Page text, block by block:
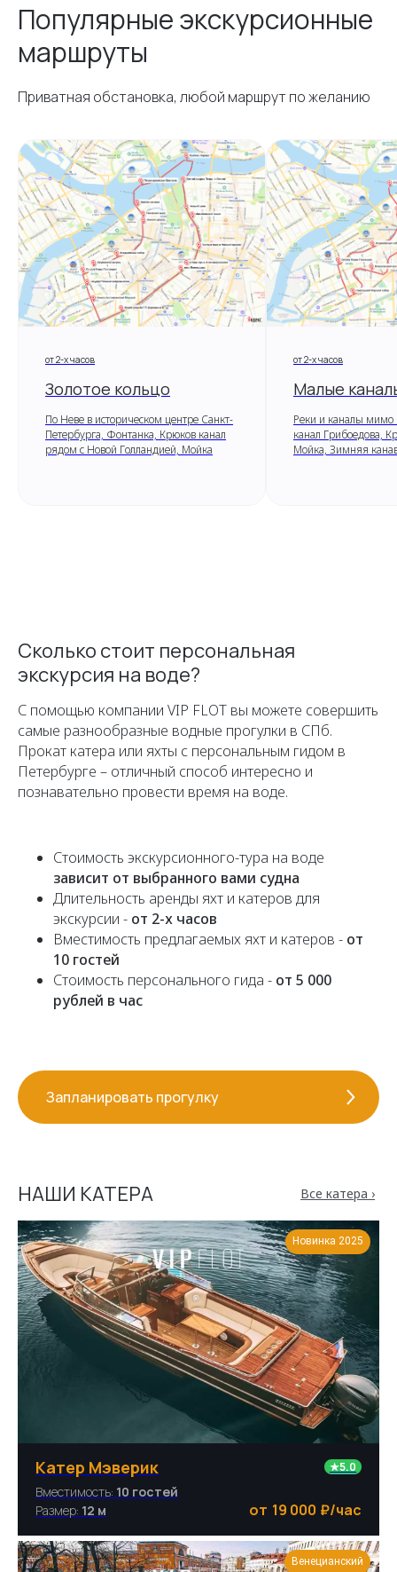
Популярные экскурсионные
маршруты
Приватная обстановка, любой маршрут по желанию
от 2-х часов
Золотое кольцо
По Неве в историческом центре Санкт-
Петербурга, Фонтанка, Крюков канал
рядом с Новой Голландией, Мойка
от 2-х часов
Малые
Реки и каналы мимо
канал Грибоедова,
Мойка, Зимняя
Сколько стоит персональная
экскурсия на воде?
С помощью компании VIP FLOT вы можете совершить
самые разнообразные водные прогулки в СПб.
Прокат катера или яхты с персональным гидом в
Петербурге – отличный способ интересно и
познавательно провести время на воде.
Стоимость экскурсионного-тура на воде
зависит от выбранного вами судна
Длительность аренды яхт и катеров для
экскурсии - от 2-х часов
Вместимость предлагаемых яхт и катеров - от
10 гостей
Стоимость персонального гида - от 5 000
рублей в час
Запланировать прогулку
НАШИ КАТЕРА Все катера ›
Новинка 2025
Катер Мэверик ★5.0
Вместимость: 10 гостей
Размер: 12 м 19 000 ₽/час
Венецианский